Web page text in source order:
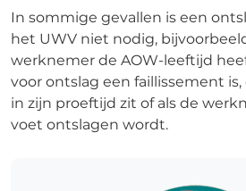
In sommige gevallen is een
het UWV niet nodig,
werknemer de AOW-leeftijd
voor ontslag een faillissement
in zijn proeftijd zit of als de
voet ontslagen wordt.